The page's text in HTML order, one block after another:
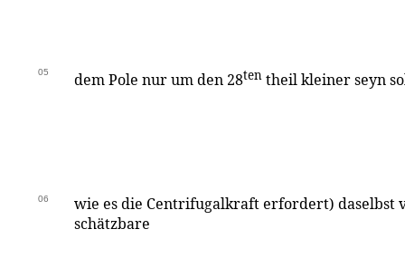
05 dem Pole nur um den 28ten theil kleiner seyn
06
wie es die Centrifugalkraft erfordert) daselbst
schätzbare